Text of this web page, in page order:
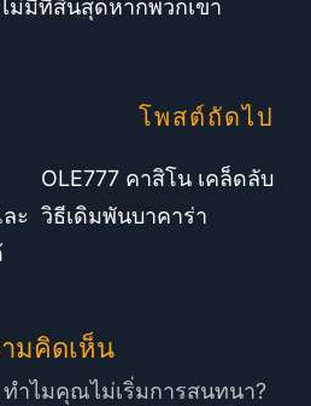
ม่มีที่สิ้นสุดหากพวกเขา
ะ
โพสต์ถัดไป
OLE777 คาสิโน เคล็ดลับ
วิธีเดิมพันบาคาร่า
มคิดเห็น
ำไมคุณไม่เริ่มการสนทนา?